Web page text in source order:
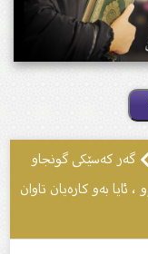
گەر کەسێکی گونجاو
بەو کارەیان تاوان